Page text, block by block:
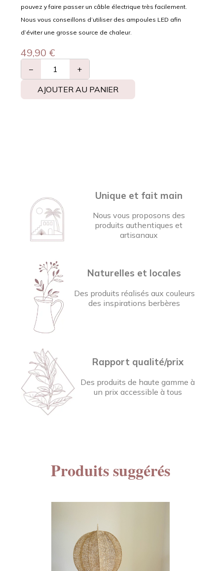
pouvez y faire passer un câble électrique très facilement.
Nous vous conseillons d’utiliser des ampoules LED afin
d’éviter une grosse source de chaleur.
49,90 €
− +
AJOUTER AU PANIER
Unique et fait main
Nous vous proposons des
produits authentiques et
artisanaux
Naturelles et locales
Des produits réalisés aux couleurs
des inspirations berbères
Rapport qualité/prix
Des produits de haute gamme à
un prix accessible à tous
Produits suggérés